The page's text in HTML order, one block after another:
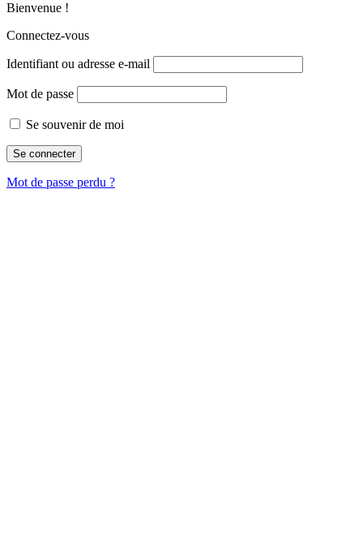
Bienvenue !
Connectez-vous
Identifiant ou adresse e-mail
Mot de passe
Se souvenir de moi
Mot de passe perdu ?